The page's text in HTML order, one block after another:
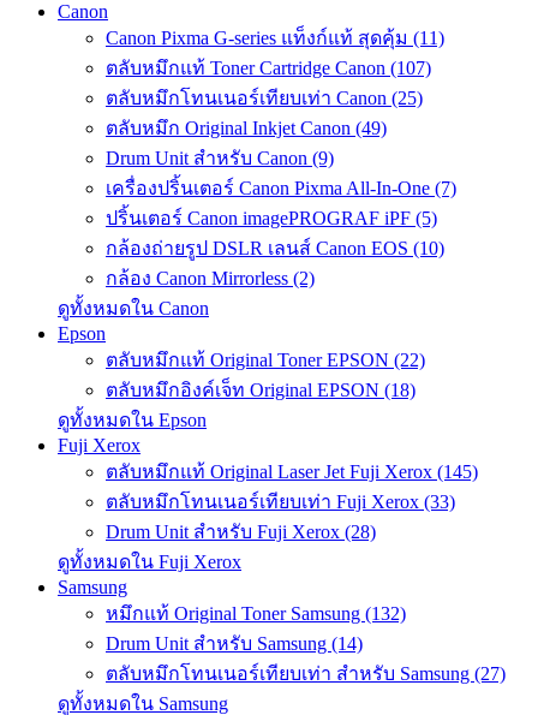
Canon
Canon Pixma G-series แท็งก์แท้ สุดคุ้ม (11)
ตลับหมึกแท้ Toner Cartridge Canon (107)
ตลับหมึกโทนเนอร์เทียบเท่า Canon (25)
ตลับหมึก Original Inkjet Canon (49)
Drum Unit สำหรับ Canon (9)
เครื่องปริ้นเตอร์ Canon Pixma All-In-One (7)
ปริ้นเตอร์ Canon imagePROGRAF iPF (5)
กล้องถ่ายรูป DSLR เลนส์ Canon EOS (10)
กล้อง Canon Mirrorless (2)
ดูทั้งหมดใน Canon
Epson
ตลับหมึกแท้ Original Toner EPSON (22)
ตลับหมึกอิงค์เจ็ท Original EPSON (18)
ดูทั้งหมดใน Epson
Fuji Xerox
ตลับหมึกแท้ Original Laser Jet Fuji Xerox (145)
ตลับหมึกโทนเนอร์เทียบเท่า Fuji Xerox (33)
Drum Unit สำหรับ Fuji Xerox (28)
ดูทั้งหมดใน Fuji Xerox
Samsung
หมึกแท้ Original Toner Samsung (132)
Drum Unit สำหรับ Samsung (14)
ตลับหมึกโทนเนอร์เทียบเท่า สำหรับ Samsung (27)
ดูทั้งหมดใน Samsung